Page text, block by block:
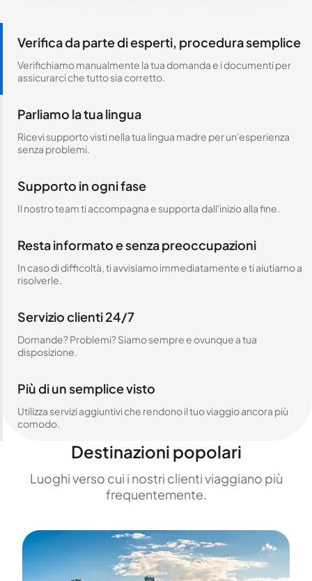
Verifica da parte di esperti, procedura semplice
Verifichiamo manualmente la tua domanda e i documenti per
assicurarci che tutto sia corretto.
Parliamo la tua lingua
Ricevi supporto visti nella tua lingua madre per un'esperienza
senza problemi.
Supporto in ogni fase
Il nostro team ti accompagna e supporta dall'inizio alla fine.
Resta informato e senza preoccupazioni
In caso di difficoltà, ti avvisiamo immediatamente e ti aiutiamo a
risolverle.
Servizio clienti 24/7
Domande? Problemi? Siamo sempre e ovunque a tua
disposizione.
Più di un semplice visto
Utilizza servizi aggiuntivi che rendono il tuo viaggio ancora più
comodo.
Destinazioni popolari
Luoghi verso cui i nostri clienti viaggiano più
frequentemente.